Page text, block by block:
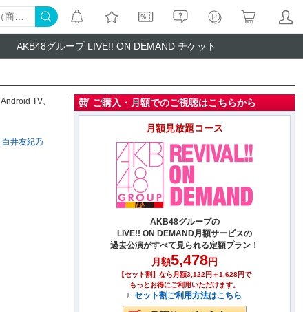
AKB48グループ LIVE!! ON DEMAND チケット
Android TV、
白井友紀乃
ご購入・月額でのご視聴はこちらから
月額見放題コース
AKB48グループの
LIVE!! ON DEMAND月額サービスの
過去公演がすべて見られる定額プラン！
月額5,478円
【セット割】なら月額3,122円＋1,628円で
もっとお得にご利用いただけます。
セット割ご利用方法はこちら